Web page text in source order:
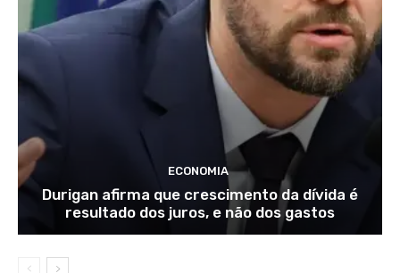
ECONOMIA
Durigan afirma que crescimento da dívida é
resultado dos juros, e não dos gastos